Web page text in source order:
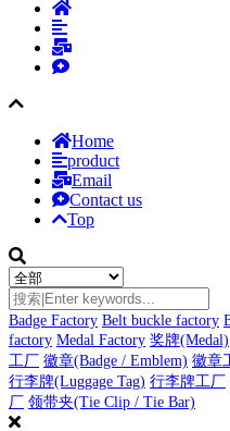
Home
product
Email
Contact us
Top
Badge Factory Belt buckle factory
factory Medal Factory 奖牌(Medal)
工厂 徽章(Badge / Emblem) 徽章
行李牌(Luggage Tag) 行李牌工厂
厂 领带夹(Tie Clip / Tie Bar)